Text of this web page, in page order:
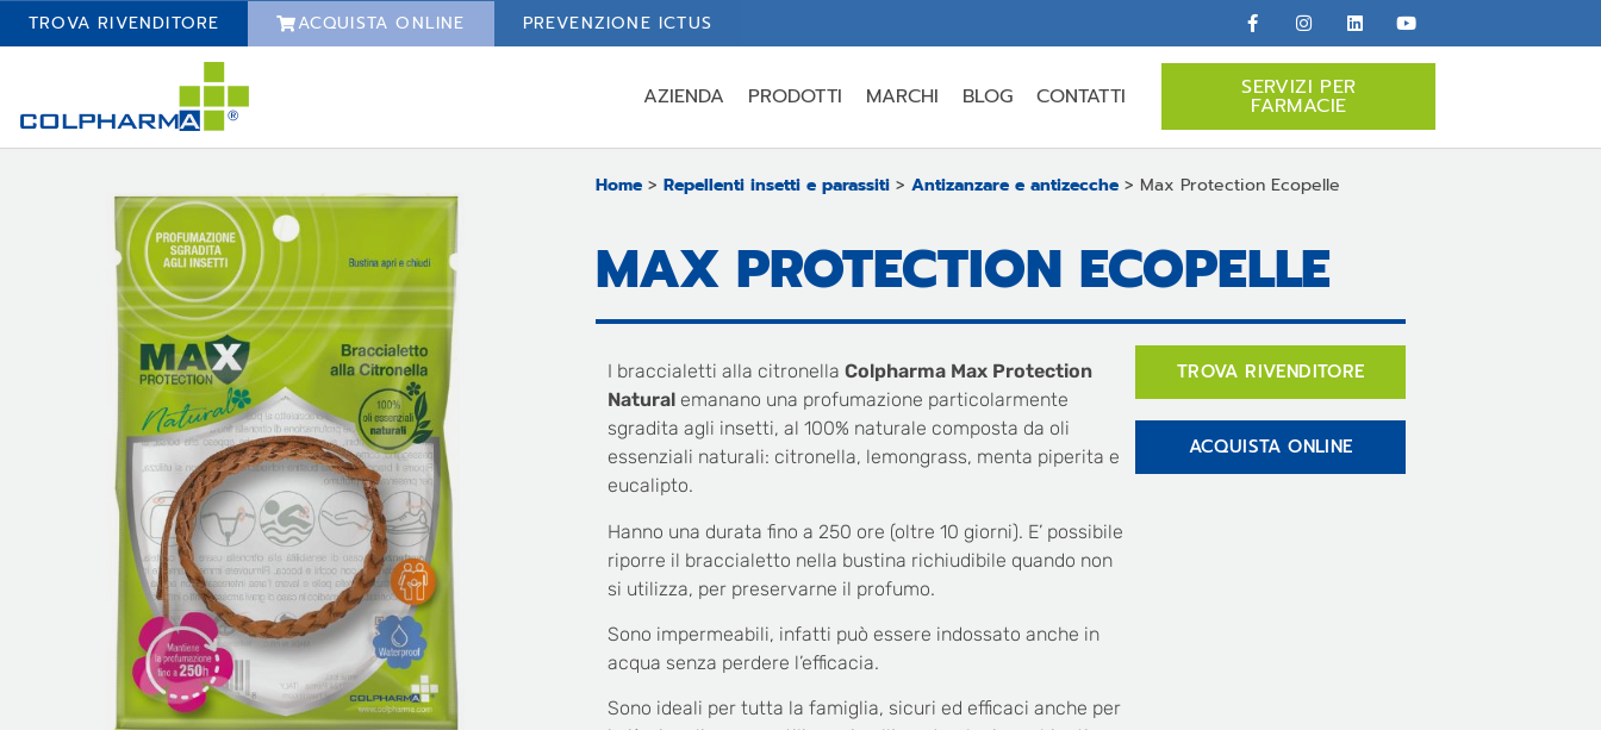
TROVA RIVENDITORE ACQUISTA ONLINE PREVENZIONE ICTUS
AZIENDA PRODOTTI MARCHI BLOG CONTATTI SERVIZI PER
FARMACIE
Home > Repellenti insetti e parassiti > Antizanzare e antizecche > Max Protection Ecopelle
MAX PROTECTION ECOPELLE
I braccialetti alla citronella Colpharma Max Protection
Natural emanano una profumazione particolarmente
sgradita agli insetti, al 100% naturale composta da oli
essenziali naturali: citronella, lemongrass, menta piperita e
eucalipto.
Hanno una durata fino a 250 ore (oltre 10 giorni). E’ possibile
riporre il braccialetto nella bustina richiudibile quando non
si utilizza, per preservarne il profumo.
Sono impermeabili, infatti può essere indossato anche in
acqua senza perdere l’efficacia.
Sono ideali per tutta la famiglia, sicuri ed efficaci anche per
TROVA RIVENDITORE
ACQUISTA ONLINE